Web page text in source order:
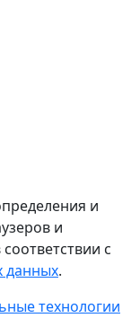
и
и
с
данных.
технологии